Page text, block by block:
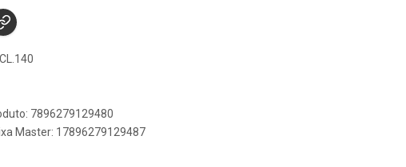
7896279129480
Master: 17896279129487